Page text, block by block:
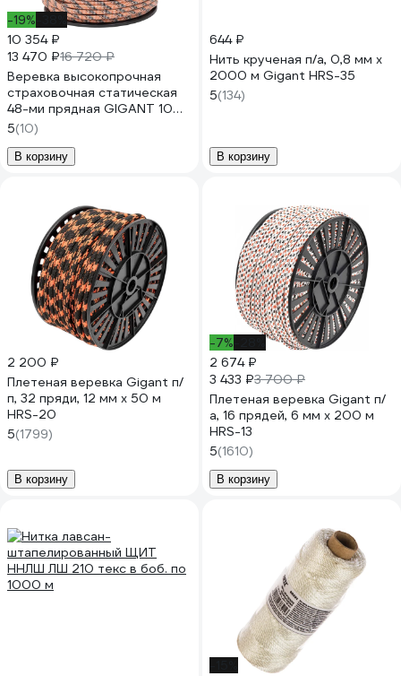
-19%
10 354 ₽
13 470 ₽16 720 ₽
Веревка высокопрочная
страховочная статическая
48-ми прядная GIGANT 10
мм 200 м SRG-03
5(10)
В корзину
644 ₽
Нить крученая п/а, 0,8 мм x
2000 м Gigant HRS-35
5(134)
В корзину
2 200 ₽
Плетеная веревка Gigant п/
п, 32 пряди, 12 мм х 50 м
HRS-20
5(1799)
В корзину
-7%
2 674 ₽
3 433 ₽3 700 ₽
Плетеная веревка Gigant п/
а, 16 прядей, 6 мм х 200 м
HRS-13
5(1610)
В корзину